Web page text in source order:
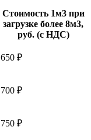
Стоимость 1м3 при
загрузке более 8м3,
руб. (с НДС)
650 ₽
700 ₽
750 ₽